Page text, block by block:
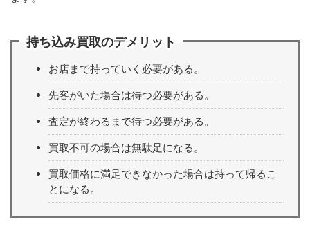
持ち込み買取のデメリット
お店まで持っていく必要がある。
先客がいた場合は待つ必要がある。
査定が終わるまで待つ必要がある。
買取不可の場合は無駄足になる。
買取価格に満足できなかった場合は持って帰るこ
とになる。